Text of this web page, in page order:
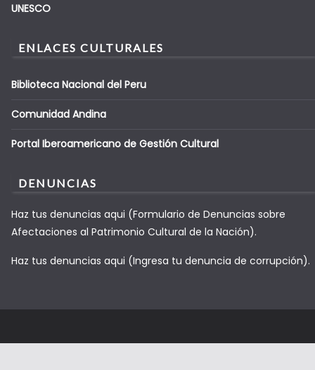
UNESCO
ENLACES CULTURALES
Biblioteca Nacional del Peru
Comunidad Andina
Portal Iberoamericano de Gestión Cultural
DENUNCIAS
Haz tus denuncias aqui (Formulario de Denuncias sobre
Afectaciones al Patrimonio Cultural de la Nación).
Haz tus denuncias aqui (Ingresa tu denuncia de corrupción).